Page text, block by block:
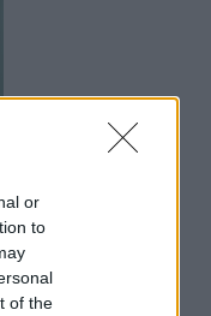
or
to
of the